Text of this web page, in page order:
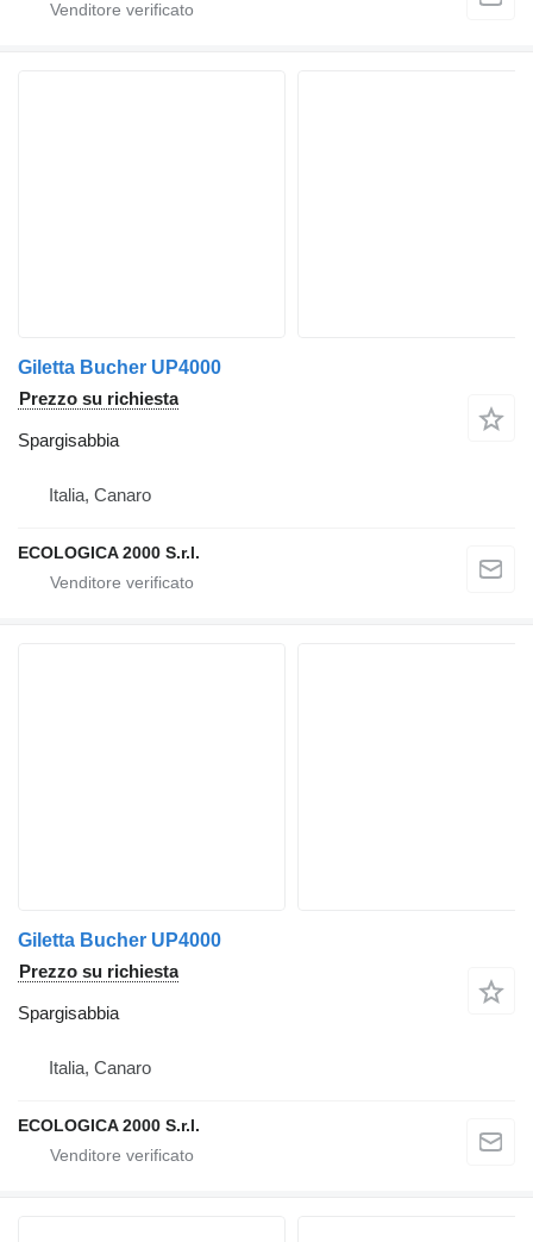
Giletta Bucher UP4000
Prezzo su richiesta
Spargisabbia
Italia, Canaro
ECOLOGICA 2000 S.r.l.
Giletta Bucher UP4000
Prezzo su richiesta
Spargisabbia
Italia, Canaro
ECOLOGICA 2000 S.r.l.